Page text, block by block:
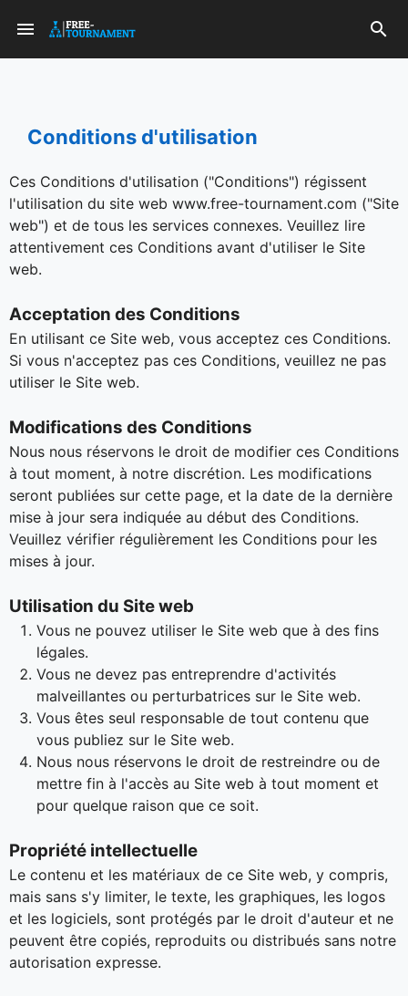
Conditions d'utilisation
Ces Conditions d'utilisation ("Conditions") régissent
l'utilisation du site web www.free-tournament.com ("Site
web") et de tous les services connexes. Veuillez lire
attentivement ces Conditions avant d'utiliser le Site
web.
Acceptation des Conditions
En utilisant ce Site web, vous acceptez ces Conditions.
Si vous n'acceptez pas ces Conditions, veuillez ne pas
utiliser le Site web.
Modifications des Conditions
Nous nous réservons le droit de modifier ces Conditions
à tout moment, à notre discrétion. Les modifications
seront publiées sur cette page, et la date de la dernière
mise à jour sera indiquée au début des Conditions.
Veuillez vérifier régulièrement les Conditions pour les
mises à jour.
Utilisation du Site web
Vous ne pouvez utiliser le Site web que à des fins
légales.
Vous ne devez pas entreprendre d'activités
malveillantes ou perturbatrices sur le Site web.
Vous êtes seul responsable de tout contenu que
vous publiez sur le Site web.
Nous nous réservons le droit de restreindre ou de
mettre fin à l'accès au Site web à tout moment et
pour quelque raison que ce soit.
Propriété intellectuelle
Le contenu et les matériaux de ce Site web, y compris,
mais sans s'y limiter, le texte, les graphiques, les logos
et les logiciels, sont protégés par le droit d'auteur et ne
peuvent être copiés, reproduits ou distribués sans notre
autorisation expresse.